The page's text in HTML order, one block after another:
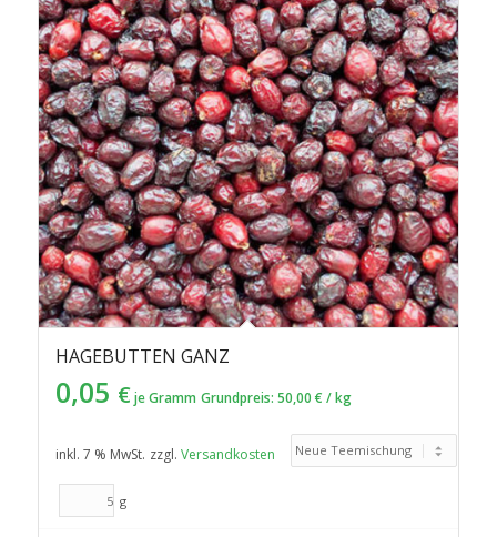
HAGEBUTTEN GANZ
0,05 € je Gramm Grundpreis: 50,00 € /kg
inkl. 7 % MwSt. zzgl. Versandkosten
g